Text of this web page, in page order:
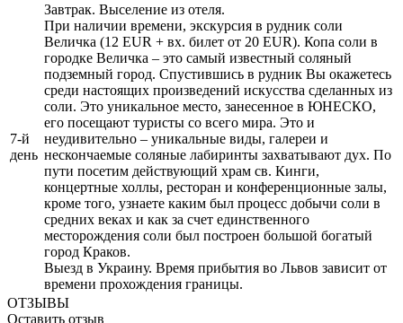
7-й
день
Завтрак. Выселение из отеля.
При наличии времени, экскурсия в рудник соли
Величка (12 EUR + вх. билет от 20 EUR). Копа соли в
городке Величка – это самый известный соляный
подземный город. Спустившись в рудник Вы окажетесь
среди настоящих произведений искусства сделанных из
соли. Это уникальное место, занесенное в ЮНЕСКО,
его посещают туристы со всего мира. Это и
неудивительно – уникальные виды, галереи и
нескончаемые соляные лабиринты захватывают дух. По
пути посетим действующий храм св. Кинги,
концертные холлы, ресторан и конференционные залы,
кроме того, узнаете каким был процесс добычи соли в
средних веках и как за счет единственного
месторождения соли был построен большой богатый
город Краков.
Выезд в Украину. Время прибытия во Львов зависит от
времени прохождения границы.
ОТЗЫВЫ
Оставить отзыв